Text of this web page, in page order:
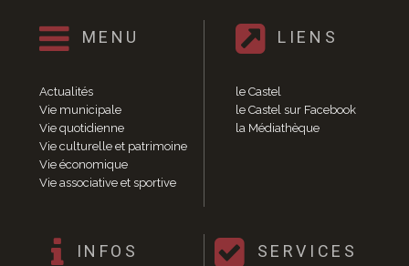
Délibérations 2014
Délibérations 2013
Délibérations 2011
Délibérations 2010
Délibérations 2009
Délibérations 2008
Agenda réunions publiques
Marchés publics
Vie quotidienne
MENU
Actualités
Vie municipale
Vie quotidienne
Vie culturelle et patrimoine
Vie économique
Vie associative et sportive
LIENS
le Castel
le Castel sur Facebook
la Médiathèque
INFOS SERVICES